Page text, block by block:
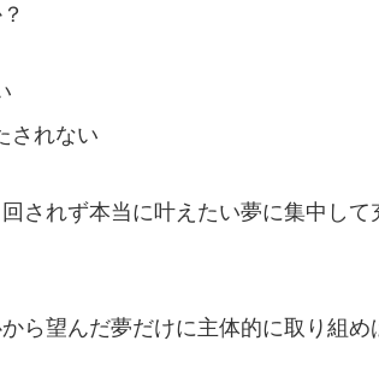
されない
されず本当に叶えたい夢に集中して
ら望んだ夢だけに主体的に取り組め